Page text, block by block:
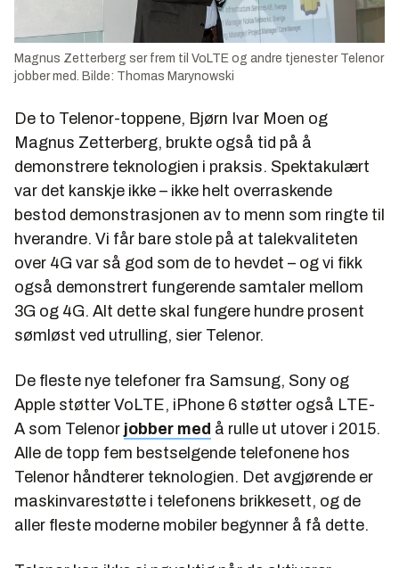
Magnus Zetterberg ser frem til VoLTE og andre tjenester Telenor
jobber med. Bilde: Thomas Marynowski
De to Telenor-toppene, Bjørn Ivar Moen og
Magnus Zetterberg, brukte også tid på å
demonstrere teknologien i praksis. Spektakulært
var det kanskje ikke – ikke helt overraskende
bestod demonstrasjonen av to menn som ringte til
hverandre. Vi får bare stole på at talekvaliteten
over 4G var så god som de to hevdet – og vi fikk
også demonstrert fungerende samtaler mellom
3G og 4G. Alt dette skal fungere hundre prosent
sømløst ved utrulling, sier Telenor.
De fleste nye telefoner fra Samsung, Sony og
Apple støtter VoLTE, iPhone 6 støtter også LTE-
A som Telenor jobber med å rulle ut utover i 2015.
Alle de topp fem bestselgende telefonene hos
Telenor håndterer teknologien. Det avgjørende er
maskinvarestøtte i telefonens brikkesett, og de
aller fleste moderne mobiler begynner å få dette.